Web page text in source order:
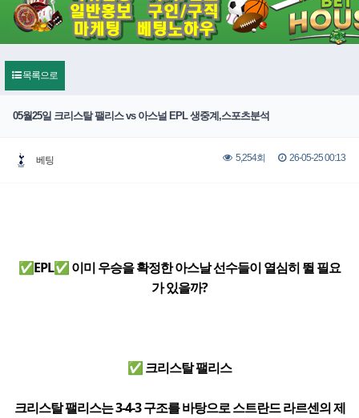
목록으로
05월25일 크리스탈 팰리스 vs 아스널 EPL 생중계,스포츠분석
베팅 5,254회 26-05-25 00:13
✅EPL✅ 이미 우승을 확정한 아스날 선수들이 열심히 뛸 필요
가 있을까?
✅ 크리스탈 팰리스
크리스탈 팰리스는 3-4-3 구조를 바탕으로 스트란드 라르센의 제